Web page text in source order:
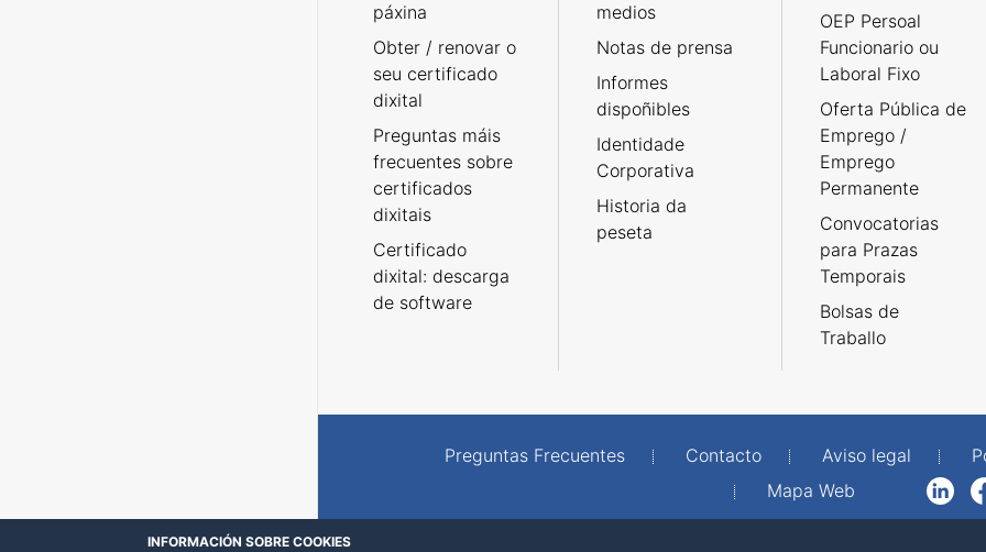
páxina
Obter / renovar o
seu certificado
dixital
Preguntas máis
frecuentes sobre
certificados
dixitais
Certificado
dixital: descarga
de software
medios
Notas de prensa
Informes
dispoñibles
Identidade
Corporativa
Historia da
peseta
OEP Persoal
Funcionario ou
Laboral Fixo
Oferta Pública de
Emprego /
Emprego
Permanente
Convocatorias
para Prazas
Temporais
Bolsas de
Traballo
Preguntas Frecuentes Contacto Aviso legal
Mapa Web
LinkedInFacebook
INFORMACIÓN SOBRE COOKIES